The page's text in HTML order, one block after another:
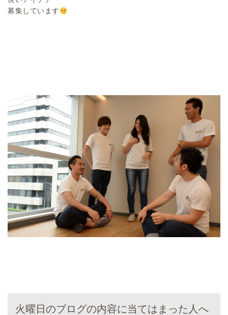
募集しています
火曜日のブログの内容に当てはまった人へ